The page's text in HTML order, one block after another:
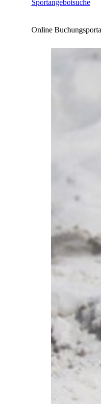
Sportangebotsuche
Online